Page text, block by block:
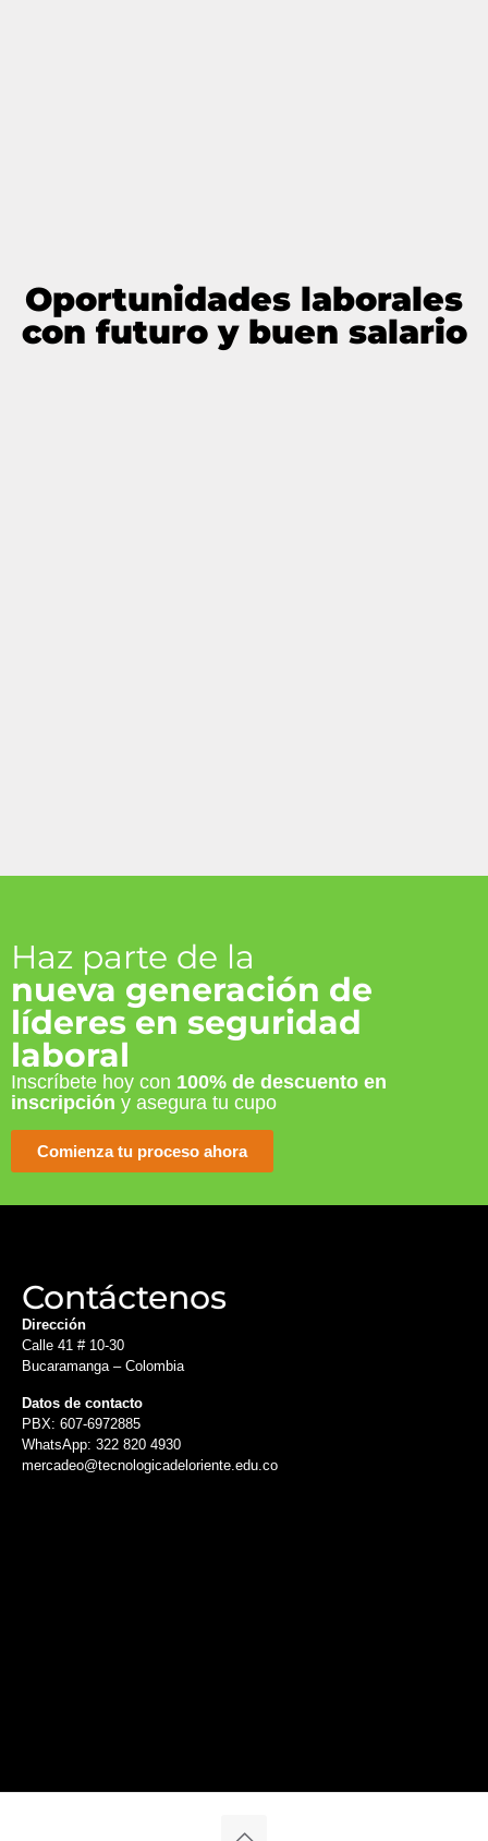
Oportunidades laborales
con futuro y buen salario
Haz parte de la
nueva generación de
líderes en seguridad
laboral
Inscríbete hoy con 100% de descuento en
inscripción y asegura tu cupo
Comienza tu proceso ahora
Contáctenos
Dirección
Calle 41 # 10-30
Bucaramanga – Colombia
Datos de contacto
PBX: 607-6972885
WhatsApp: 322 820 4930
mercadeo@tecnologicadeloriente.edu.co